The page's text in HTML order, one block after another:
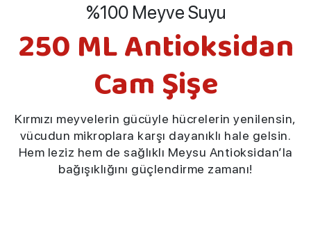
%100 Meyve Suyu
250 ML Antioksidan
Cam Şişe
Kırmızı meyvelerin gücüyle hücrelerin yenilensin,
vücudun mikroplara karşı dayanıklı hale gelsin.
Hem leziz hem de sağlıklı Meysu Antioksidan’la
bağışıklığını güçlendirme zamanı!